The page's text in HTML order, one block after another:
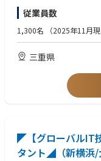
■ポジションの魅力
現在は、半導体製造工程
を解明し、歩留り向上の
来的には、リアルタイ
野に入れるなど、技術
【尚可】
■半導体物性、半導体デ
P、R、SONAR）
データ、機械学習など）
従業員数
1,300名 （2025年11月現
三重県
◤【グローバルIT
タント◢（新横浜/